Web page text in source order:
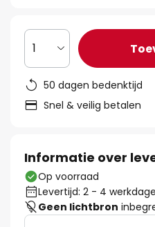
1
50 dagen bedenktijd
Snel & veilig betalen
Informatie over
Op voorraad
Levertijd: 2 - 4
Geen lichtbron